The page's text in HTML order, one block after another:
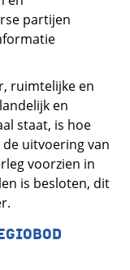
partijen
ruimtelijke en
en
staat, is hoe
uitvoering van
voorzien in
is besloten, dit